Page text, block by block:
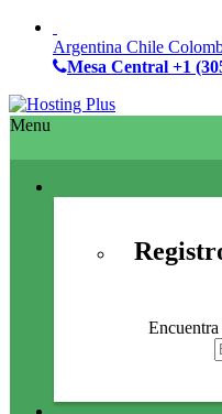
Argentina Chile
Mesa Central +1
Menu